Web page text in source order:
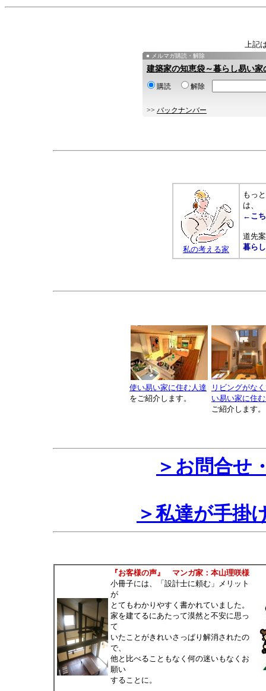
上記
メルマガ購読・解除
建築家の知恵袋～暮らし易い家
購読 解除
>> バックナンバー
私の考える家
もっ
は、
←こ
道先
暮ら
使い易い家に住む人達
をご紹介します。
リビングがな
い易い家に住
ご紹介します。
＞お問合せ
＞私達が手掛
『お客様の声』 マンガ家：本山理咲様
小冊子には、「設計士に頼む」メリット
が
とてもわかりやすく書かれていました。
家を建てるにあたって漠然と不安に思っ
て
いたことがきれいさっぱり解消されたの
で、
他と比べることもなく何の迷いもなくお
願い
することに。